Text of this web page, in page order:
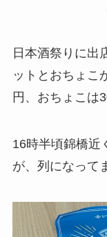
日本酒祭りに出
ットとおちょこ
円、おちょこは
16時半頃錦橋近
が、列になって